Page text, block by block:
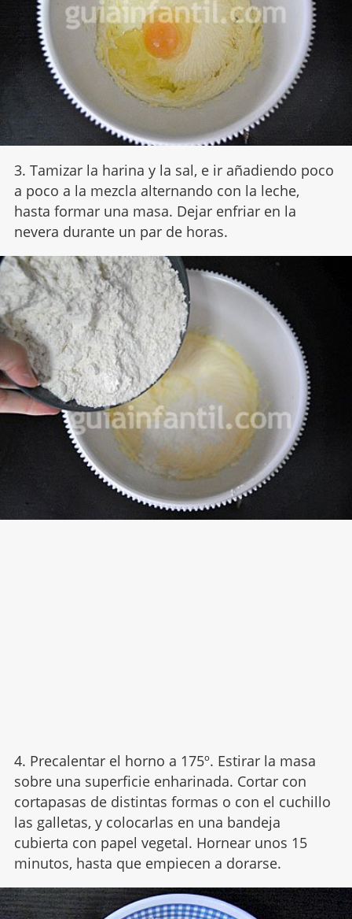
3. Tamizar la harina y la sal, e ir añadiendo poco
a poco a la mezcla alternando con la leche,
hasta formar una masa. Dejar enfriar en la
nevera durante un par de horas.
4. Precalentar el horno a 175º. Estirar la masa
sobre una superficie enharinada. Cortar con
cortapasas de distintas formas o con el cuchillo
las galletas, y colocarlas en una bandeja
cubierta con papel vegetal. Hornear unos 15
minutos, hasta que empiecen a dorarse.